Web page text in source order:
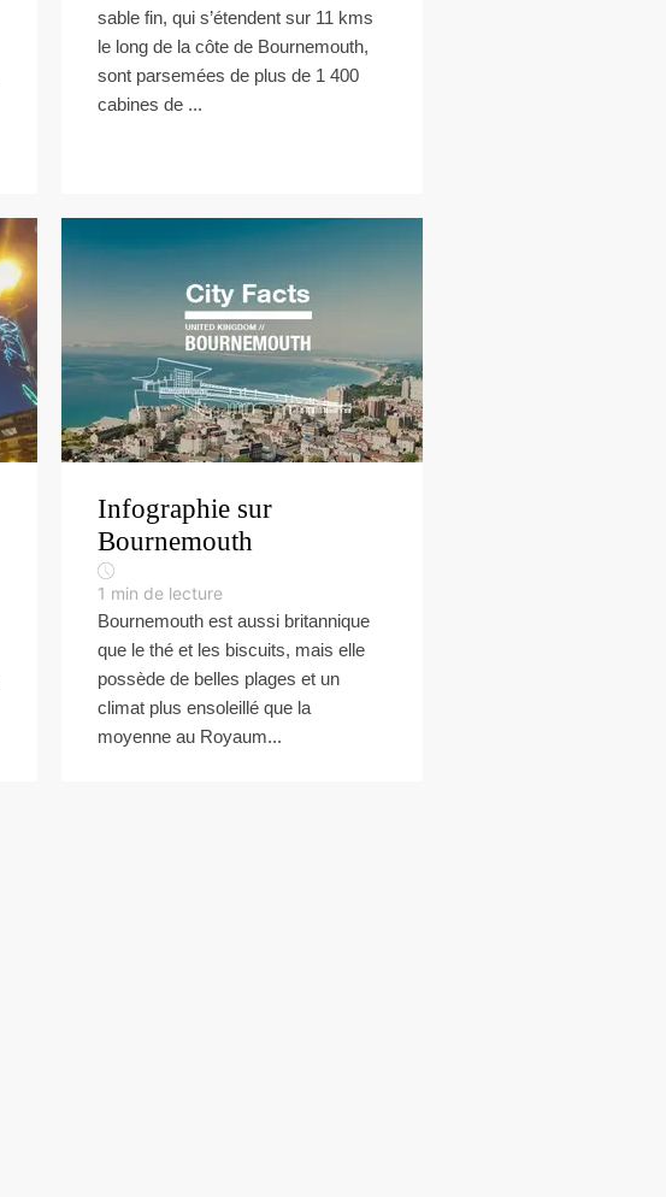
sable fin, qui s’étendent sur 11 kms
le long de la côte de Bournemouth,
sont parsemées de plus de 1 400
cabines de ...
Infographie sur
Bournemouth
1 min de lecture
Bournemouth est aussi britannique
que le thé et les biscuits, mais elle
possède de belles plages et un
climat plus ensoleillé que la
moyenne au Royaum...